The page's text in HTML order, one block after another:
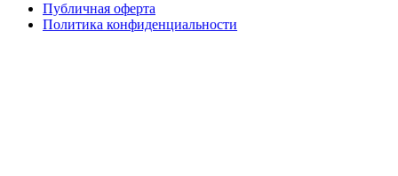
Публичная оферта
Политика конфиденциальности